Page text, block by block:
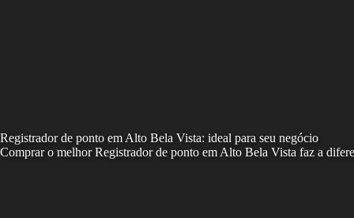
Registrador de ponto em Alto Bela Vista: ideal para seu negócio
Comprar o melhor Registrador de ponto em Alto Bela Vista faz a